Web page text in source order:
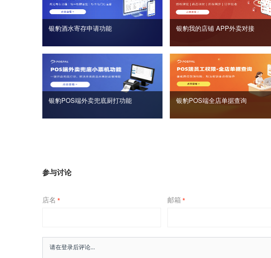
银豹酒水寄存申请功能 银豹我的店铺 APP外卖对接
银豹POS端外卖兜底厨打功能 银豹POS端全店单据查询
参与讨论
店名 * 邮箱 *